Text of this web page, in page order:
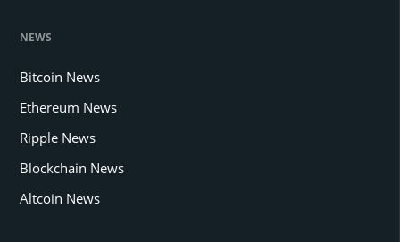
NEWS
Bitcoin News
Ethereum News
Ripple News
Blockchain News
Altcoin News